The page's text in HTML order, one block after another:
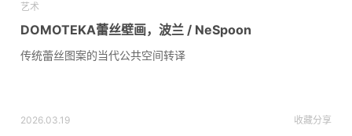
艺术
DOMOTEKA蕾丝壁画，波兰 / NeSpoon
传统蕾丝图案的当代公共空间转译
2026.03.19 收藏分享